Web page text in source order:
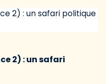
2) : un safari